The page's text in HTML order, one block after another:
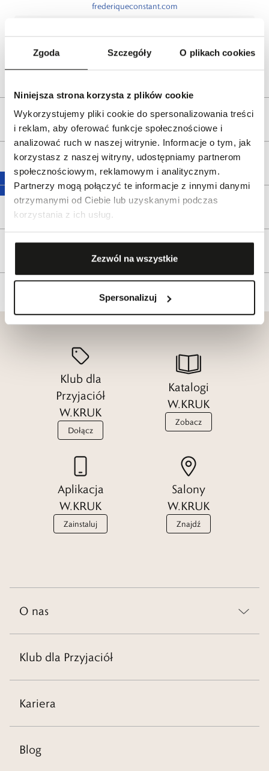
Zgoda Szczegóły O plikach cookies
Niniejsza strona korzysta z plików cookie
Wykorzystujemy pliki cookie do spersonalizowania treści
i reklam, aby oferować funkcje społecznościowe i
analizować ruch w naszej witrynie. Informacje o tym, jak
korzystasz z naszej witryny, udostępniamy partnerom
społecznościowym, reklamowym i analitycznym.
Partnerzy mogą połączyć te informacje z innymi danymi
otrzymanymi od Ciebie lub uzyskanymi podczas
korzystania z ich usług.
Zezwól na wszystkie
Spersonalizuj
frederiqueconstant.com
ul. Pilotów 10, 31-462 Kraków
e-mail:gspr@wkruk.pl
Bezpieczeństwo:
Informacje o bezpieczeństwie
Opis produktu
Wysyłka
Reklamacje i zwroty
Klub dla
Przyjaciół
W.KRUK
Dołącz
Katalogi
W.KRUK
Zobacz
Aplikacja
W.KRUK
Zainstaluj
Salony
W.KRUK
Znajdź
O nas
Klub dla Przyjaciół
Kariera
Blog